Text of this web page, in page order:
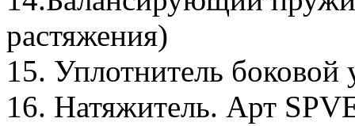
растяжения)
15. Уплотнитель
16. Натяжитель. Арт